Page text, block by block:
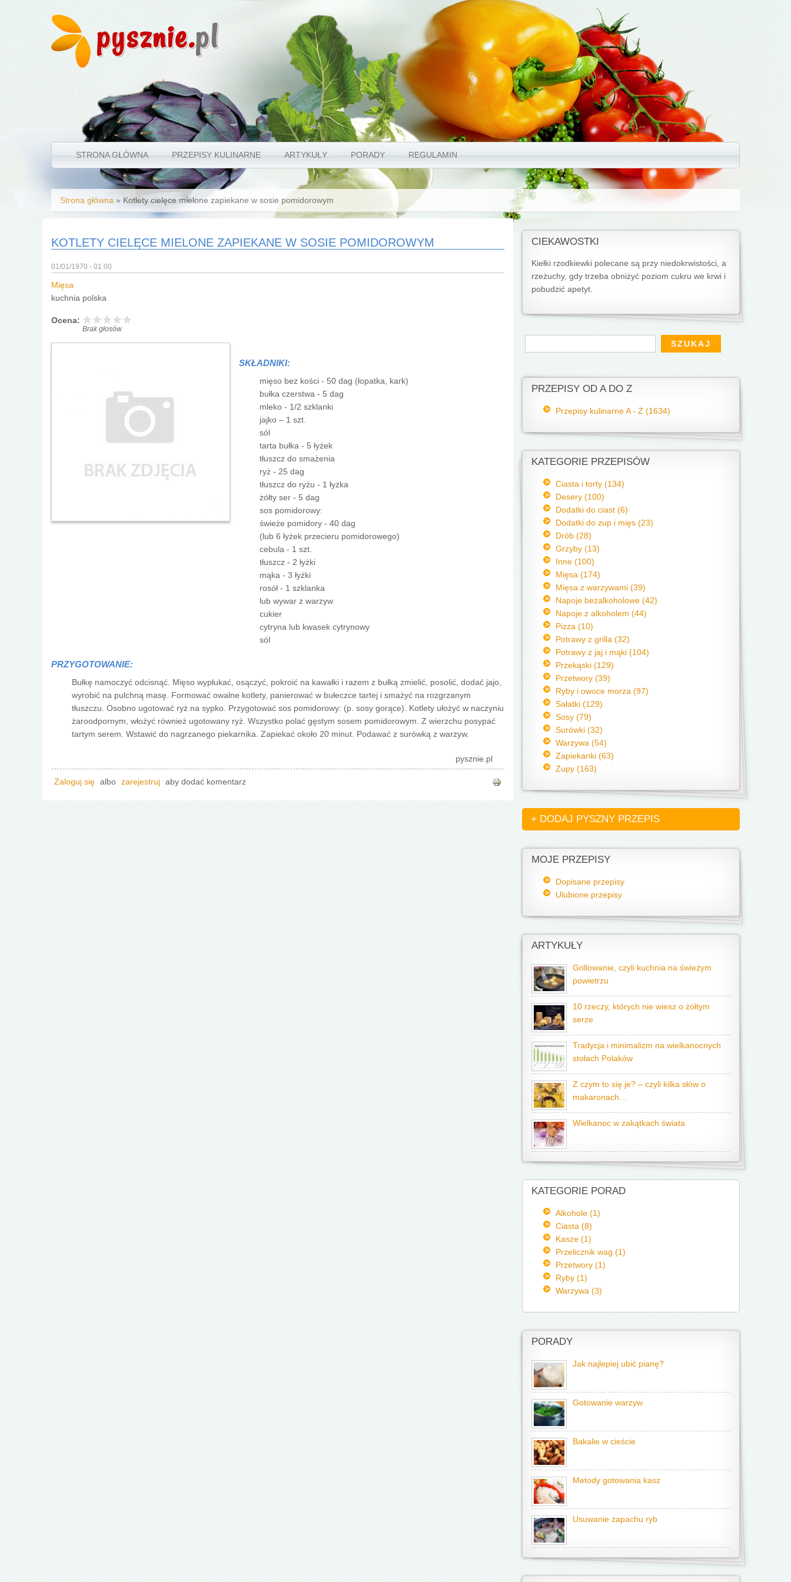
pysznie.pl
STRONA GŁÓWNA PRZEPISY KULINARNE ARTYKUŁY PORADY REGULAMIN
Jesteś tutaj
Strona główna » Kotlety cielęce mielone zapiekane w sosie pomidorowym
KOTLETY CIELĘCE MIELONE ZAPIEKANE W SOSIE POMIDOROWYM
01/01/1970 - 01:00
Mięsa
kuchnia polska
Ocena:
Brak głosów
SKŁADNIKI:
mięso bez kości - 50 dag (łopatka, kark)
bułka czerstwa - 5 dag
mleko - 1/2 szklanki
jajko – 1 szt.
sól
tarta bułka - 5 łyżek
tłuszcz do smażenia
ryż - 25 dag
tłuszcz do ryżu - 1 łyżka
żółty ser - 5 dag
sos pomidorowy:
świeże pomidory - 40 dag
(lub 6 łyżek przecieru pomidorowego)
cebula - 1 szt.
tłuszcz - 2 łyżki
mąka - 3 łyżki
rosół - 1 szklanka
lub wywar z warzyw
cukier
cytryna lub kwasek cytrynowy
sól
PRZYGOTOWANIE:
Bułkę namoczyć odcisnąć. Mięso wypłukać, osączyć, pokroić na kawałki i razem z bułką zmielić, posolić, dodać jajo,
wyrobić na pulchną masę. Formować owalne kotlety, panierować w bułeczce tartej i smażyć na rozgrzanym
tłuszczu. Osobno ugotować ryż na sypko. Przygotować sos pomidorowy: (p. sosy gorące). Kotlety ułożyć w naczyniu
żaroodpornym, włożyć również ugotowany ryż. Wszystko polać gęstym sosem pomidorowym. Z wierzchu posypać
tartym serem. Wstawić do nagrzanego piekarnika. Zapiekać około 20 minut. Podawać z surówką z warzyw.
pysznie.pl
Zaloguj się albo zarejestruj aby dodać komentarz
CIEKAWOSTKI
Kiełki rzodkiewki polecane są przy niedokrwistości, a
rzeżuchy, gdy trzeba obniżyć poziom cukru we krwi i
pobudzić apetyt.
Formularz wyszukiwania
Szukaj
PRZEPISY OD A DO Z
Przepisy kulinarne A - Z (1634)
KATEGORIE PRZEPISÓW
Ciasta i torty (134)
Desery (100)
Dodatki do ciast (6)
Dodatki do zup i mięs (23)
Drób (28)
Grzyby (13)
Inne (100)
Mięsa (174)
Mięsa z warzywami (39)
Napoje bezalkoholowe (42)
Napoje z alkoholem (44)
Pizza (10)
Potrawy z grilla (32)
Potrawy z jaj i mąki (104)
Przekąski (129)
Przetwory (39)
Ryby i owoce morza (97)
Sałatki (129)
Sosy (79)
Surówki (32)
Warzywa (54)
Zapiekanki (63)
Zupy (163)
+ DODAJ PYSZNY PRZEPIS
MOJE PRZEPISY
Dopisane przepisy
Ulubione przepisy
ARTYKUŁY
Grillowanie, czyli kuchnia na świeżym
powietrzu
10 rzeczy, których nie wiesz o żółtym
serze
Tradycja i minimalizm na wielkanocnych
stołach Polaków
Z czym to się je? – czyli kilka słów o
makaronach…
Wielkanoc w zakątkach świata
KATEGORIE PORAD
Alkohole (1)
Ciasta (8)
Kasze (1)
Przelicznik wag (1)
Przetwory (1)
Ryby (1)
Warzywa (3)
PORADY
Jak najlepiej ubić pianę?
Gotowanie warzyw
Bakalie w cieście
Metody gotowania kasz
Usuwanie zapachu ryb